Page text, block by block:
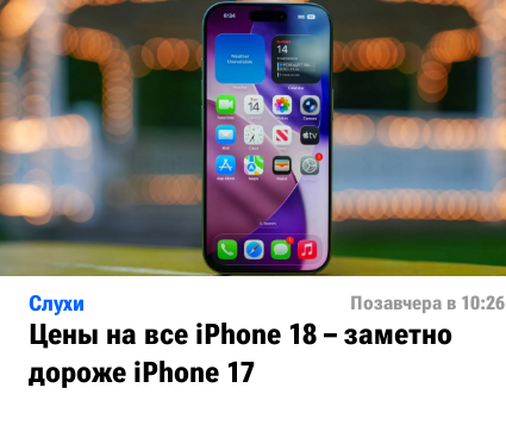
Слухи Позавчера в 10:26
Цены на все iPhone 18 – заметно
дороже iPhone 17